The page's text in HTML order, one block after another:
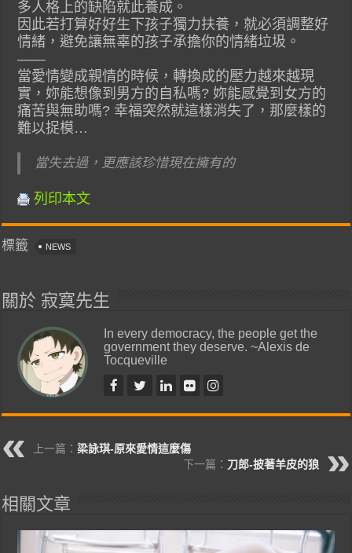
多人格上的缺陷就此養成。
因此若打算好好生下孩子獨力扶養，就必須調整好
情緒，避免讓無辜的孩子承擔你的情緒垃圾。
——
當愛情變成親情的時候，轉換成的壓力越來越現
實，妳能想像到男方的自私嗎? 妳能感覺到女方的
痛苦與無助嗎? 幸福突然就這樣消失了，那麼樣的
難以捉模…
當失去過，更應該珍惜現在擁有的
列印本文
標籤 NEWS
關於 寂寞先生
In every democracy, the people get the
government they deserve. ~Alexis de
Tocqueville
上一篇：梁詠琪-原來愛情這麼傷
下一篇： 刀郎-披著羊皮的狼
相關文章